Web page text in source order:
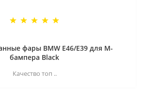
фары BMW E46/E39 для M-
бампера Black
Качество топ ..